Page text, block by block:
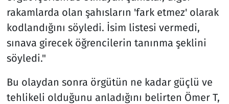
rakamlarda olan şahısların 'fark etmez' olarak
kodlandığını söyledi. İsim listesi vermedi,
sınava girecek öğrencilerin tanınma şeklini
söyledi."
Bu olaydan sonra örgütün ne kadar güçlü ve
tehlikeli olduğunu anladığını belirten Ömer T,